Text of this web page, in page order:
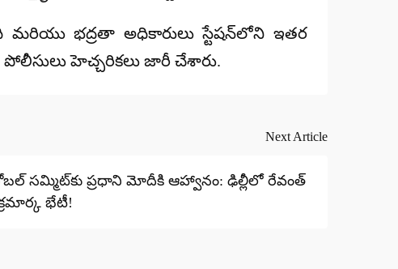
మరియు భద్రతా అధికారులు స్టేషన్‌లోని ఇతర
పోలీసులు హెచ్చరికలు జారీ చేశారు.
Next Article
సమ్మిట్‌కు ప్రధాని మోదీకి ఆహ్వానం: ఢిల్లీలో రేవంత్
భేటీ!